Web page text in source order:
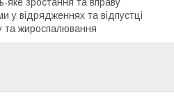
у відрядженнях та відпустці
та жироспалювання